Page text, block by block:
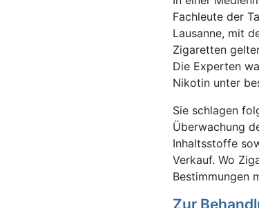
Fachleute der
Lausanne, mit
Zigaretten
Die Experten
Nikotin unter
Sie schlagen
Überwachung
Inhaltsstoffe
Verkauf. Wo
Bestimmungen
Zur